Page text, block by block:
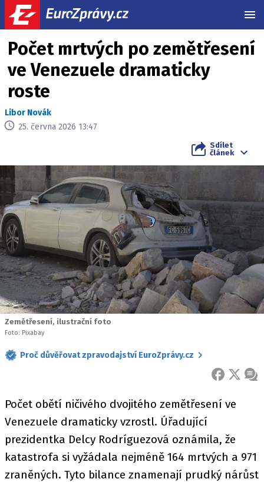
Počet mrtvých po zemětřesení
ve Venezuele dramaticky
roste
Libor Novák
25. června 2026 13:47
Sdílet
článek
Zemětřesení, ilustrační foto
Foto: Pixabay
Proč důvěřovat zpravodajství EuroZprávy.cz
FACEBOOK
X
Počet obětí ničivého dvojitého zemětřesení ve
Venezuele dramaticky vzrostl. Úřadující
prezidentka Delcy Rodríguezová oznámila, že
katastrofa si vyžádala nejméně 164 mrtvých a 971
zraněných. Tyto bilance znamenají prudký nárůst